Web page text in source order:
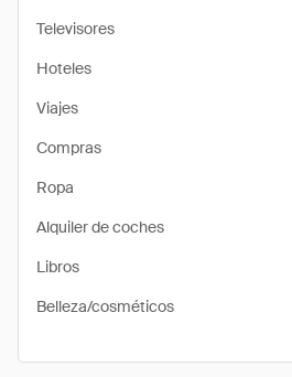
Televisores
Hoteles
Viajes
Compras
Ropa
Alquiler de coches
Libros
Belleza/cosméticos